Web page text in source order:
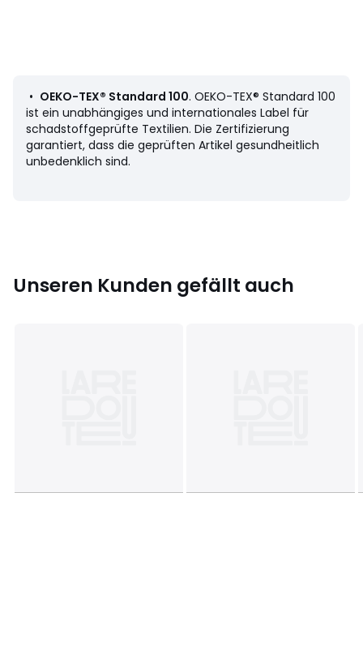
• Leopardenprint auf beiden Seiten
• Gerader Abschluss mit Knopfverschluss
Bringen Sie im Laufe der Jahreszeiten Ihre persönliche Note
ein, indem Sie die Leopold-Serie mit unserer Baumwoll-Uni-
Reihe Scenario mischen.
63 x 63 cm: 1 Person
• OEKO-TEX® Standard 100. OEKO-TEX® Standard 100
ist ein unabhängiges und internationales Label für
schadstoffgeprüfte Textilien. Die Zertifizierung
garantiert, dass die geprüften Artikel gesundheitlich
unbedenklich sind.
Unseren Kunden gefällt auch